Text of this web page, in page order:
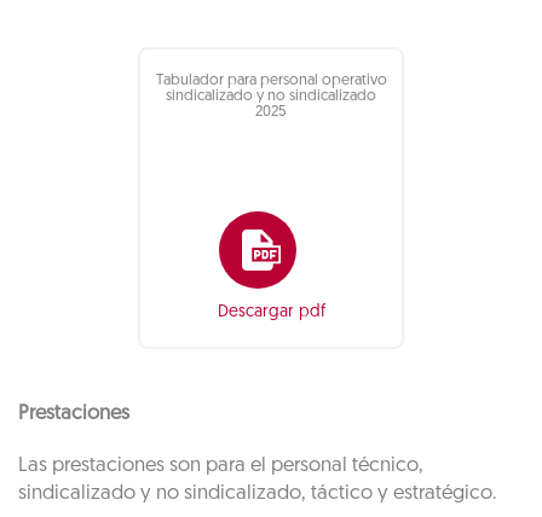
Tabulador para personal operativo
sindicalizado y no sindicalizado
2025
Descargar pdf
Prestaciones
Las prestaciones son para el personal técnico,
sindicalizado y no sindicalizado, táctico y estratégico.